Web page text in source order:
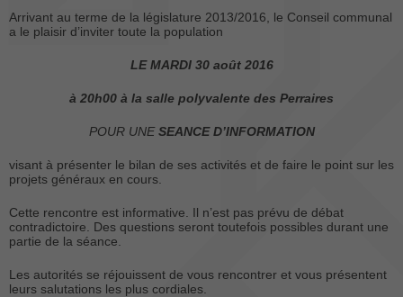
Arrivant au terme de la législature 2013/2016, le Conseil communal
a le plaisir d’inviter toute la population
LE MARDI 30 août 2016
à 20h00 à la salle polyvalente des Perraires
POUR UNESEANCE D’INFORMATION
visant à présenter le bilan de ses activités et de faire le point sur les
projets généraux en cours.
Cette rencontre est informative. Il n’est pas prévu de débat
contradictoire. Des questions seront toutefois possibles durant une
partie de la séance.
Les autorités se réjouissent de vous rencontrer et vous présentent
leurs salutations les plus cordiales.